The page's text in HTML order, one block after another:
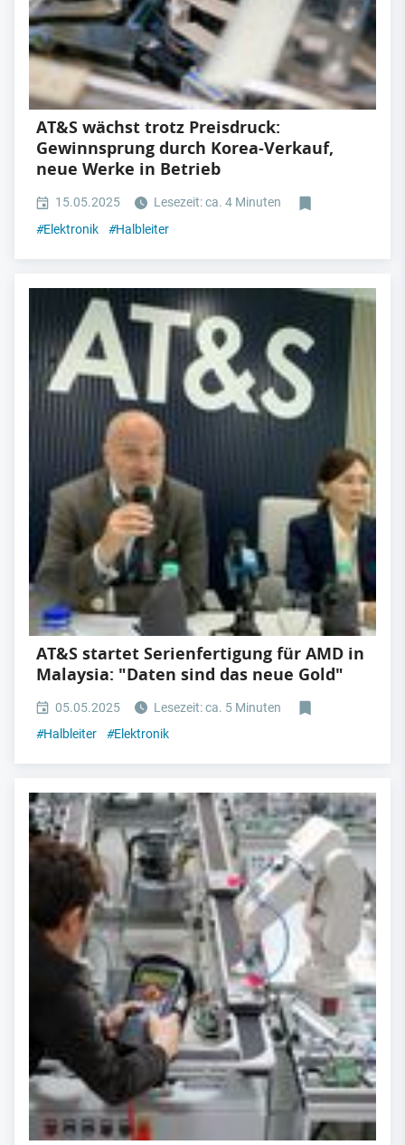
AT&S wächst trotz Preisdruck:
Gewinnsprung durch Korea-Verkauf,
neue Werke in Betrieb
15.05.2025
Lesezeit: ca. 4 Minuten
#Elektronik #Halbleiter
AT&S startet Serienfertigung für AMD in
Malaysia: "Daten sind das neue Gold"
05.05.2025
Lesezeit: ca. 5 Minuten
#Halbleiter #Elektronik